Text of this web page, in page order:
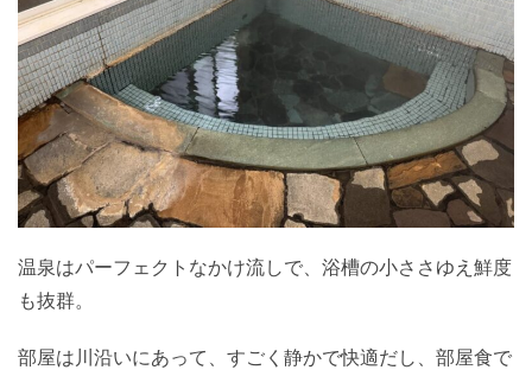
温泉はパーフェクトなかけ流しで、浴槽の小ささゆえ鮮度
も抜群。
部屋は川沿いにあって、すごく静かで快適だし、部屋食で